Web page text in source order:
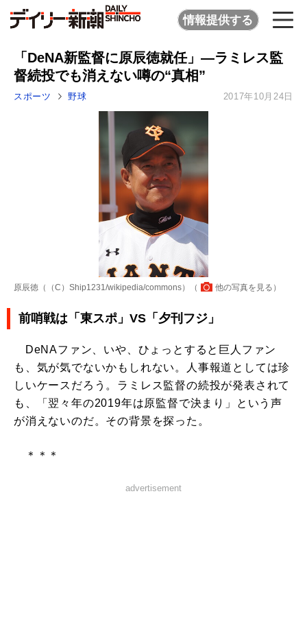
情報提供する
「DeNA新監督に原辰徳就任」―ラミレス監
督続投でも消えない噂の“真相”
スポーツ 野球 2017年10月24日
原辰徳（（C）Ship1231/wikipedia/commons）（ 他の写真を見る ）
前哨戦は「東スポ」VS「夕刊フジ」
DeNAファン、いや、ひょっとすると巨人ファン
も、気が気でないかもしれない。人事報道としては珍
しいケースだろう。ラミレス監督の続投が発表されて
も、「翌々年の2019年は原監督で決まり」という声
が消えないのだ。その背景を探った。
＊＊＊
advertisement